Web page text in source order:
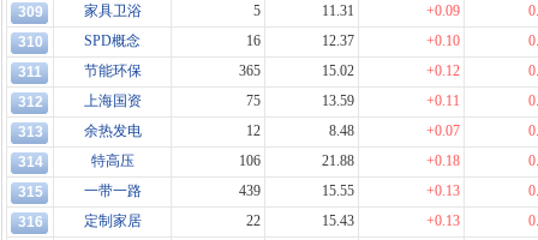
309
家具卫浴 5 11.31 +0.09
310
SPD概念 16 12.37 +0.10
311
节能环保 365 15.02 +0.12
312
上海国资 75 13.59 +0.11
313
余热发电 12 8.48 +0.07
314
特高压 106 21.88 +0.18
315
一带一路 439 15.55 +0.13
316
定制家居 22 15.43 +0.13